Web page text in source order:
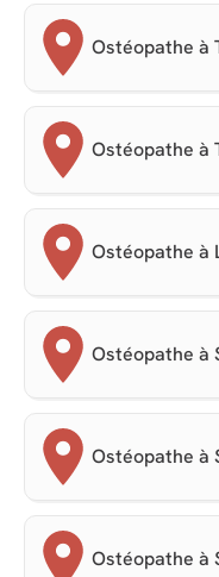
Ostéopathe à
Ostéopathe à
Ostéopathe à
Ostéopathe à
Ostéopathe à
Ostéopathe à